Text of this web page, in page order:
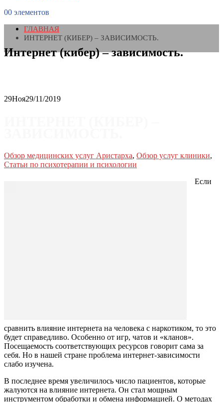
00 элементов
ГЛАВНАЯ
ИНТЕРНЕТ (КИБЕР) – ЗАВИСИМОСТЬ.
Интернет (кибер) – зависимость.
29Ноя29/11/2019
Обзор медицинских услуг Аристарха, Обзор услуг клиники,
Статьи по психотерапии и психологии
Если
сравнить влияние интернета на человека с наркотиком, то это
будет справедливо. Особенно от игр, чатов и «кланов».
Посещаемость соответствующих ресурсов говорит сама за
себя. Но в нашей стране проблема интернет-зависимости
слабо изучена.
В последнее время увеличилось число пациентов, которые
жалуются на влияние интернета. Он стал мощным
инструментом обработки и обмена информацией. О методах